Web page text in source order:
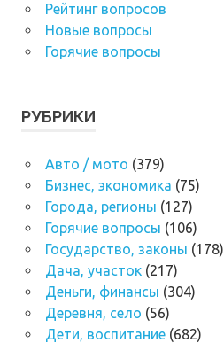
Рейтинг вопросов
Новые вопросы
Горячие вопросы
РУБРИКИ
Авто / мото (379)
Бизнес, экономика (75)
Города, регионы (127)
Горячие вопросы (106)
Государство, законы (178)
Дача, участок(217)
Деньги, финансы (304)
Деревня, село (56)
Дети, воспитание(682)